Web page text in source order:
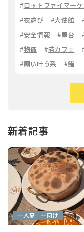
ロットファイマーケ
夜遊び
大使館
安全情報
屋台
物価
猫カフェ
願い叶う系
鮨
新着記事
グルメ(高級)
ファミリー向け
一人旅